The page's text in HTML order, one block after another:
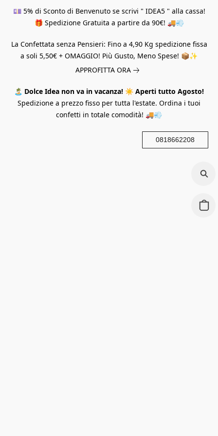
💷 5% di Sconto di Benvenuto se scrivi " IDEA5 " alla cassa!
🎁 Spedizione Gratuita a partire da 90€! 🚚💨
La Confettata senza Pensieri: Fino a 4,90 Kg spedizione fissa
a soli 5,50€ + OMAGGIO! Più Gusto, Meno Spese! 📦✨
APPROFITTA ORA
🏝️ Dolce Idea non va in vacanza! ☀️ Aperti tutto Agosto!
Spedizione a prezzo fisso per tutta l'estate. Ordina i tuoi
confetti in totale comodità! 🚚💨
0818662208